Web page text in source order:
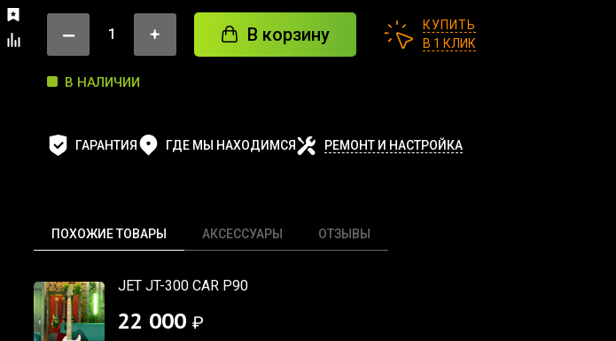
В корзину
КУПИТЬ
В 1 КЛИК
В НАЛИЧИИ
ГАРАНТИЯ ГДЕ МЫ НАХОДИМСЯ РЕМОНТ И НАСТРОЙКА
ПОХОЖИЕ ТОВАРЫ АКСЕССУАРЫ ОТЗЫВЫ
JET JT-300 CAR P90
22 000 ₽